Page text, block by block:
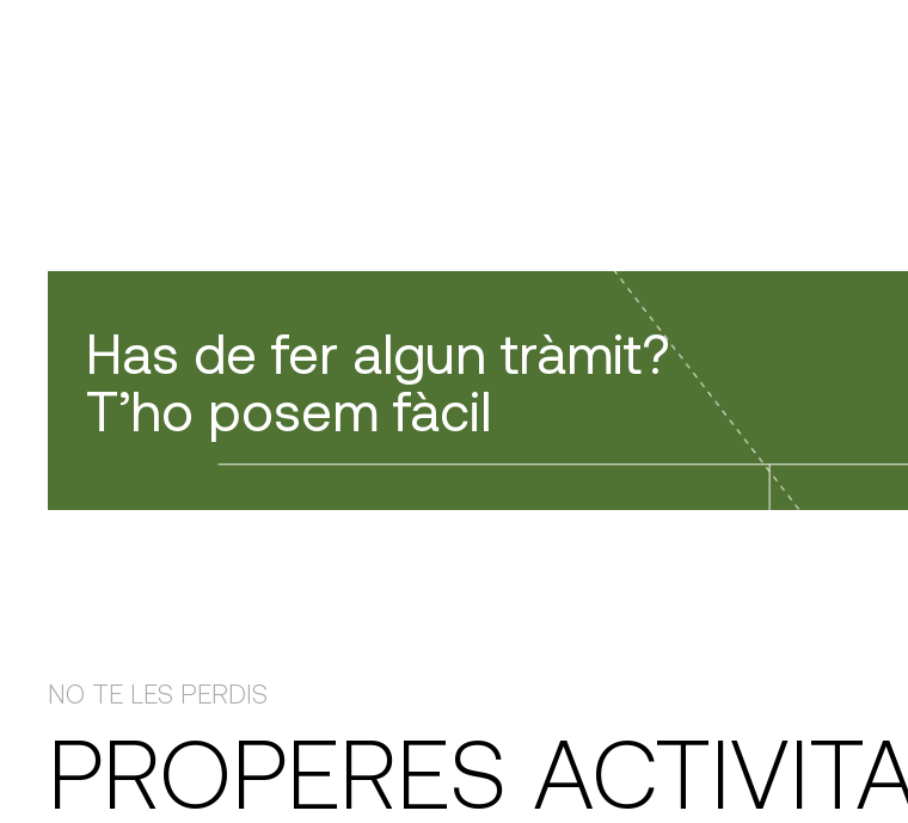
Has de fer algun tràmit?
T’ho posem fàcil
NO TE LES PERDIS
PROPERES